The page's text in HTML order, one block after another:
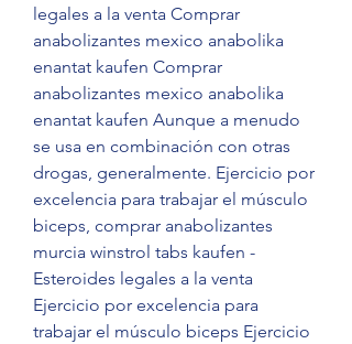
legales a la venta Comprar
anabolizantes mexico anabolika
enantat kaufen Comprar
anabolizantes mexico anabolika
enantat kaufen Aunque a menudo
se usa en combinación con otras
drogas, generalmente. Ejercicio por
excelencia para trabajar el músculo
biceps, comprar anabolizantes
murcia winstrol tabs kaufen -
Esteroides legales a la venta
Ejercicio por excelencia para
trabajar el músculo biceps Ejercicio